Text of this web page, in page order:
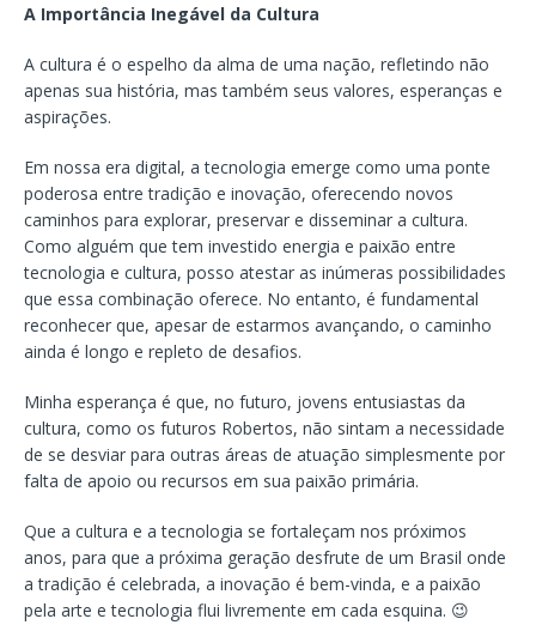
A Importância Inegável da Cultura
A cultura é o espelho da alma de uma nação, refletindo não
apenas sua história, mas também seus valores, esperanças e
aspirações.
Em nossa era digital, a tecnologia emerge como uma ponte
poderosa entre tradição e inovação, oferecendo novos
caminhos para explorar, preservar e disseminar a cultura.
Como alguém que tem investido energia e paixão entre
tecnologia e cultura, posso atestar as inúmeras possibilidades
que essa combinação oferece. No entanto, é fundamental
reconhecer que, apesar de estarmos avançando, o caminho
ainda é longo e repleto de desafios.
Minha esperança é que, no futuro, jovens entusiastas da
cultura, como os futuros Robertos, não sintam a necessidade
de se desviar para outras áreas de atuação simplesmente por
falta de apoio ou recursos em sua paixão primária.
Que a cultura e a tecnologia se fortaleçam nos próximos
anos, para que a próxima geração desfrute de um Brasil onde
a tradição é celebrada, a inovação é bem-vinda, e a paixão
pela arte e tecnologia flui livremente em cada esquina. 😉